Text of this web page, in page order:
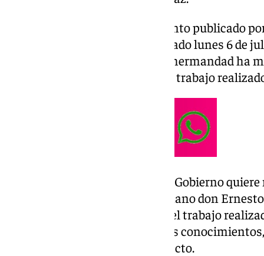
De este modo, según el documento publicado
en Cabildo de Oficiales este pasado lunes 6 de
nombramientos a la vez que la hermandad ha
Ernesto Sanguino Gómez por el trabajo
«Desde estas líneas, la Junta de Gobierno
agradecimiento a nuestro hermano don
cada uno de sus auxiliares, por el trabajo
años, en los que han volcado sus
en el breve comunicado al respecto.